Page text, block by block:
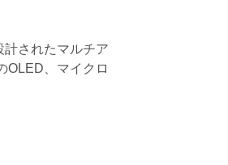
されたマルチア
OLED、マイクロ